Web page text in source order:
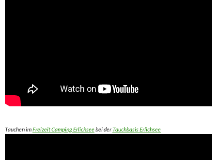
Tauchen imFreizeit Camping Erlichseebei derTauchbasis Erlichsee